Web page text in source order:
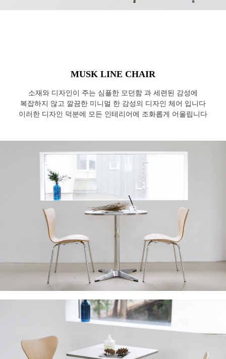
MUSK LINE CHAIR
소재와 디자인이 주는 심플한 모던함 과 세련된 감성에
복잡하지 않고 깔끔한 미니멀 한 감성의 디자인 체어 입니다
이러한 디자인 덕분에 모든 인테리어에 조화롭게 어울립니다